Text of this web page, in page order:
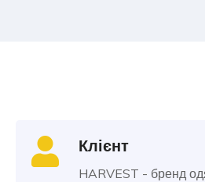
Клієнт
HARVEST - бренд